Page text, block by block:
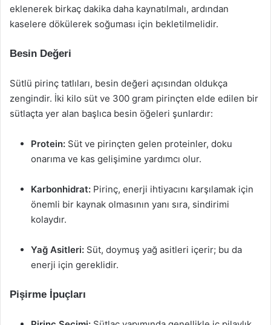
eklenerek birkaç dakika daha kaynatılmalı, ardından
kaselere dökülerek soğuması için bekletilmelidir.
Besin Değeri
Sütlü pirinç tatlıları, besin değeri açısından oldukça
zengindir. İki kilo süt ve 300 gram pirinçten elde edilen bir
sütlaçta yer alan başlıca besin öğeleri şunlardır:
Protein: Süt ve pirinçten gelen proteinler, doku
onarıma ve kas gelişimine yardımcı olur.
Karbonhidrat: Pirinç, enerji ihtiyacını karşılamak için
önemli bir kaynak olmasının yanı sıra, sindirimi
kolaydır.
Yağ Asitleri: Süt, doymuş yağ asitleri içerir; bu da
enerji için gereklidir.
Pişirme İpuçları